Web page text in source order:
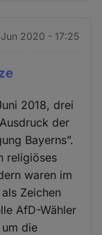
Jun 2020 - 17:25
2018, drei
der
Bayerns”.
religiöses
waren im
Zeichen
AfD-Wähler
die